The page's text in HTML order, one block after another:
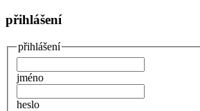
přihlášení
přihlášení
jméno
heslo